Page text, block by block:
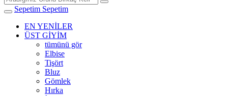
Sepetim Sepetim
EN YENİLER
ÜST GİYİM
tümünü gör
Elbise
Tişört
Bluz
Gömlek
Hırka